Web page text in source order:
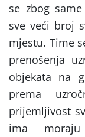
se zbog
sve veći broj
mjestu. Time
prenošenja
objekata na
prema
prijemljivost
ima